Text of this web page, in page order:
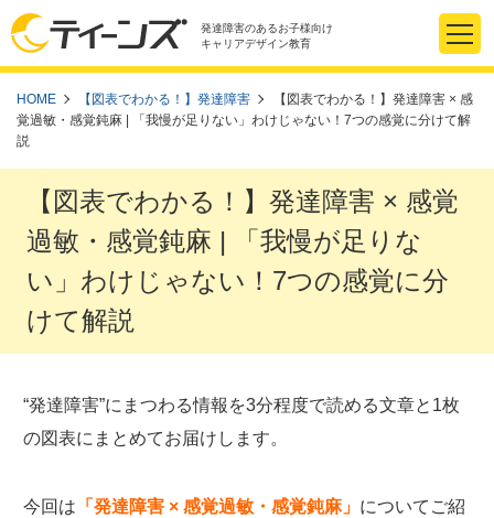
発達障害のあるお子様向け
キャリアデザイン教育
HOME 【図表でわかる！】発達障害
【図表でわかる！】発達障害 × 感
覚過敏・感覚鈍麻 | 「我慢が足りない」わけじゃない！7つの感覚に分けて解
説
【図表でわかる！】発達障害 × 感覚
過敏・感覚鈍麻 | 「我慢が足りな
い」わけじゃない！7つの感覚に分
けて解説
“発達障害”にまつわる情報を3分程度で読める文章と1枚
の図表にまとめてお届けします。
今回は 「発達障害 × 感覚過敏・感覚鈍麻」 についてご紹